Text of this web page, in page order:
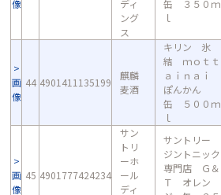
像
ディ
ング
ス
缶 ３５０ｍ
ｌ
画
像
44 4901411135199
麒麟
麦酒
キリン 氷
結 ｍｏｔｔ
ａｉｎａｉ
ぽんかん
缶 ５００ｍ
ｌ
画
像
45 4901777424234
サン
トリ
ーホ
ール
ディ
サントリー
ジントニック
専門店 Ｇ＆
Ｔ オレン